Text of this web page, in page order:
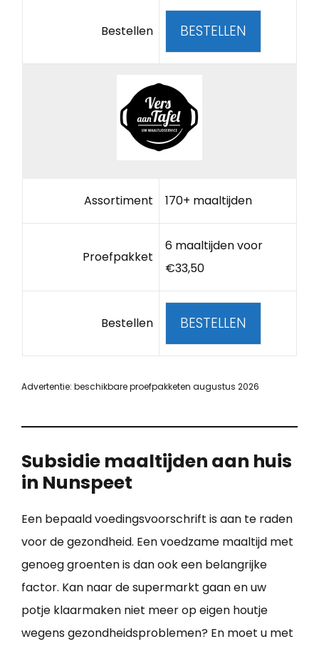
Bestellen BESTELLEN
Assortiment 170+ maaltijden
Proefpakket
6 maaltijden voor
€33,50
Bestellen BESTELLEN
Advertentie: beschikbare proefpakketen augustus 2026
Subsidie maaltijden aan huis
in Nunspeet
Een bepaald voedingsvoorschrift is aan te raden
voor de gezondheid. Een voedzame maaltijd met
genoeg groenten is dan ook een belangrijke
factor. Kan naar de supermarkt gaan en uw
potje klaarmaken niet meer op eigen houtje
wegens gezondheidsproblemen? En moet u met